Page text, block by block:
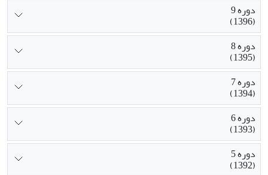
دوره 9
(1396)
دوره 8
(1395)
دوره 7
(1394)
دوره 6
(1393)
دوره 5
(1392)